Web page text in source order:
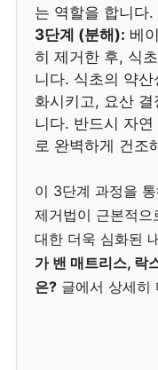
는 역할을 합니다
3단계 (분해): 베
히 제거한 후, 식
니다. 식초의 약
화시키고, 요산
니다. 반드시 자
로 완벽하게 건조
이 3단계 과정을
제거법이 근본적으
대한 더욱 심화된
가 밴 매트리스, 락
은? 글에서 상세히